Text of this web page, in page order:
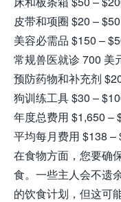
皮带和项圈 $20 – $50
美容必需品 $150 –
常规兽医就诊 700 美
预防药物和补充剂
狗训练工具 $30 –
年度总费用 $1,650 –
平均每月费用 $138 –
在食物方面，您要确
食。一些主人会不遗
的饮食计划，但这可